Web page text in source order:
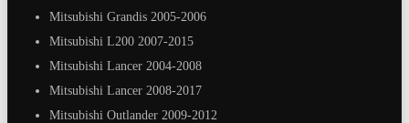
Mitsubishi Grandis 2005-2006
Mitsubishi L200 2007-2015
Mitsubishi Lancer 2004-2008
Mitsubishi Lancer 2008-2017
Mitsubishi Outlander 2009-2012